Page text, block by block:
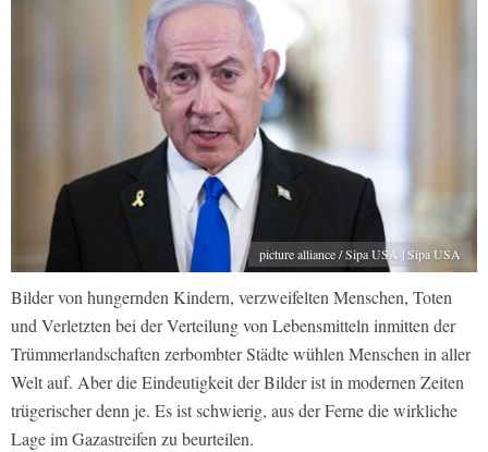
picture alliance / Sipa USA | Sipa USA
Bilder von hungernden Kindern, verzweifelten Menschen, Toten
und Verletzten bei der Verteilung von Lebensmitteln inmitten der
Trümmerlandschaften zerbombter Städte wühlen Menschen in aller
Welt auf. Aber die Eindeutigkeit der Bilder ist in modernen Zeiten
trügerischer denn je. Es ist schwierig, aus der Ferne die wirkliche
Lage im Gazastreifen zu beurteilen.